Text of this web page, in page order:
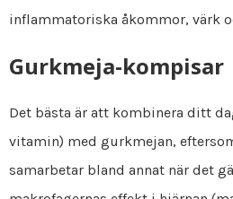
inflammatoriska åkommor, värk
Gurkmeja-kompisar
Det bästa är att kombinera ditt
vitamin) med gurkmejan,
samarbetar bland annat när det